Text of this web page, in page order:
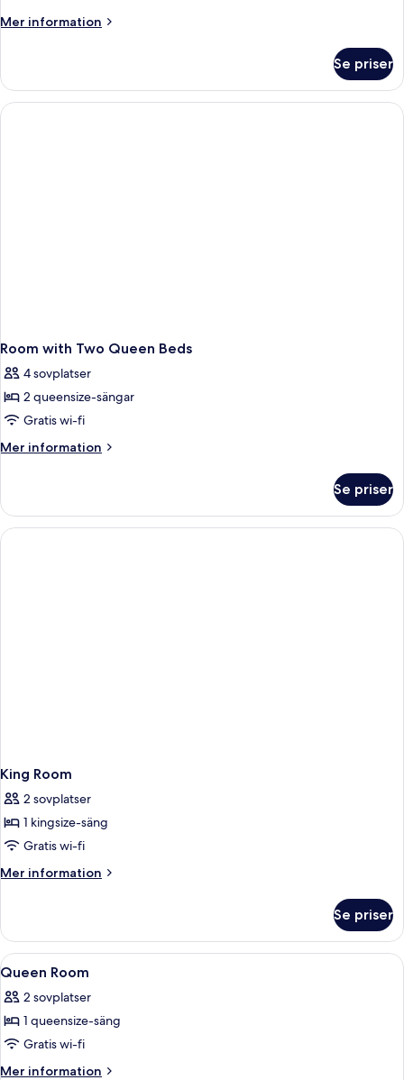
-
1
säng
Mer information
Mer
rum
1
Se priser
Room with Two Queen Beds
4 sovplatser
2 queensize-sängar
Gratis wi-fi
Mer information
Mer
with
Two
Queen
Se priser
King Room
2 sovplatser
1 kingsize-säng
Gratis wi-fi
Mer information
Mer
Room
Se priser
Öppna
alla
foton
för
Queen
Room
Allergitestade sängkläder,
1
Queen Room
2 sovplatser
1 queensize-säng
Gratis wi-fi
Mer information
Mer